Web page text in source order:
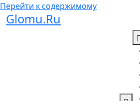
Перейти к содержимому
Glomu.Ru